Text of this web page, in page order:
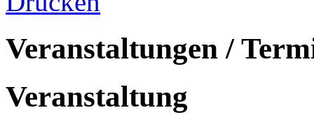
Veranstaltungen /
Veranstaltung